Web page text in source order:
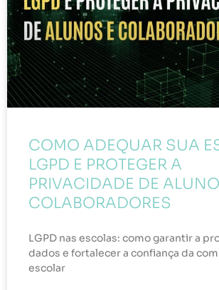
COMO ADEQUAR SUA
LGPD E PROTEGER A
PRIVACIDADE DE
COLABORADORES
LGPD nas escolas: como garantir a
dados e fortalecer a confiança da
escolar